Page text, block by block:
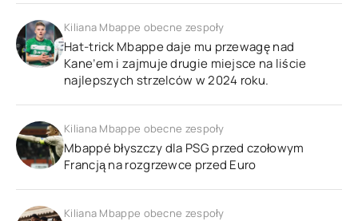
Kiliana Mbappe obecne zespoły
Hat-trick Mbappe daje mu przewagę nad
Kane’em i zajmuje drugie miejsce na liście
najlepszych strzelców w 2024 roku.
Kiliana Mbappe obecne zespoły
Mbappé błyszczy dla PSG przed czołowym
Francją na rozgrzewce przed Euro
Kiliana Mbappe obecne zespoły